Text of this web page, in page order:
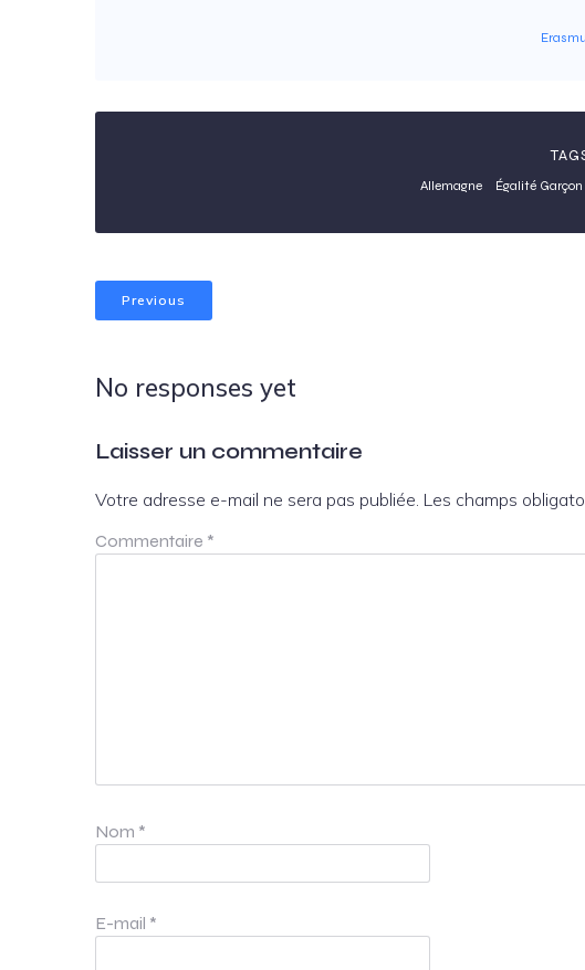
Allemagne Égalité
Previous
No responses yet
Laisser un commentaire
Votre adresse e-mail ne sera pas publiée. Les champs
Commentaire *
Nom *
E-mail *